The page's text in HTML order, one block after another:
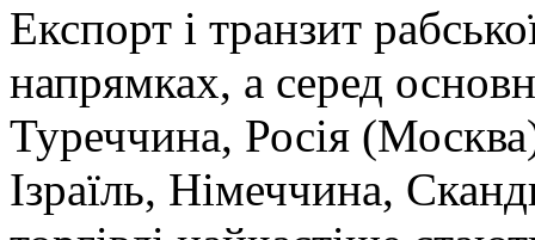
Експорт і транзит
напрямках, а серед
Туреччина, Росія
Ізраїль, Німеччина,